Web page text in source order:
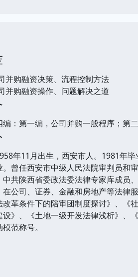
购融资决策、流程控制方法
购融资操作、问题解决之道
第一编，公司并购一般程序；第二
年11月出生，西安市人。1981年
曾任西安市中级人民法院审判员和
中共陕西省委政法委法律专家库成员
公司、证券、金融和房地产等法律
改革条件下的陪审团制度探讨》、《
设》、《土地一级开发法律浅析》、
范称号。